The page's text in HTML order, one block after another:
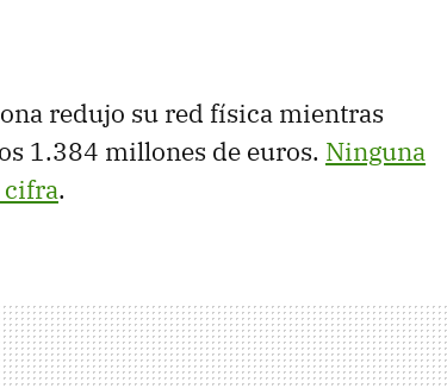
redujo su red física mientras
1.384 millones de euros. Ninguna
cifra.